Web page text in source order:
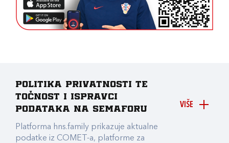
VIŠE
Politika privatnosti te
točnost i ispravci
podataka na Semaforu
Platforma hns.family prikazuje aktualne
podatke iz COMET-a, platforme za